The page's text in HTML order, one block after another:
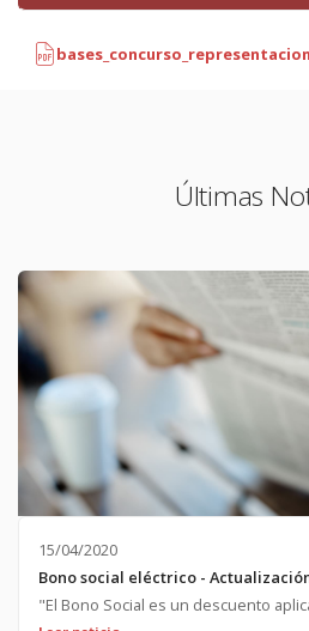
Últimas
15/04/2020
Bono social eléctrico -
"El Bono Social es un descuento aplicado a determinados